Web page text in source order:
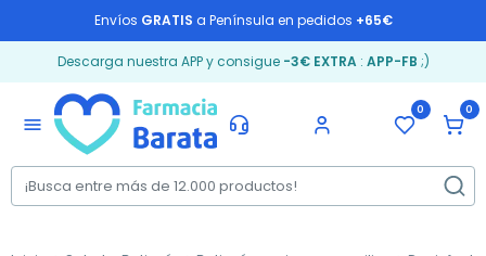
Envíos GRATIS a Península en pedidos +65€
Descarga nuestra APP y consigue -3€ EXTRA: APP-FB ;)
menu
0 0